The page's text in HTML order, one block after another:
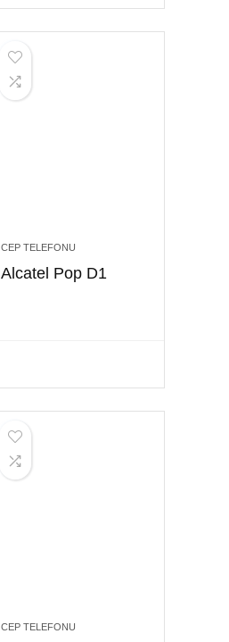
CEP TELEFONU
Alcatel Pop D1
CEP TELEFONU